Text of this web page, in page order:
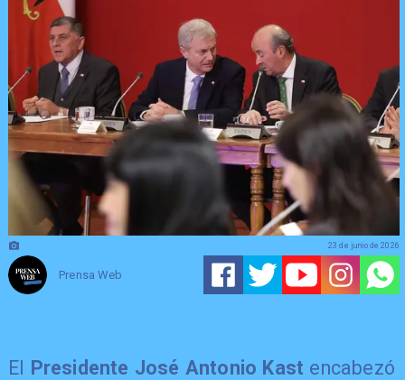
Prensa Web
23 de junio de 2026
El Presidente José Antonio Kast encabezó